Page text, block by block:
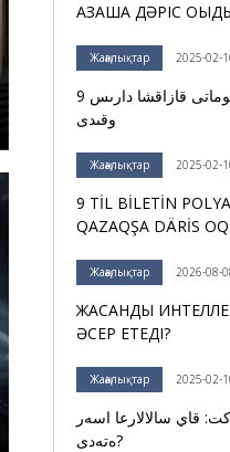
ҚАЗАҚША ДӘРІС
Жаңалықтар 2025-02-
9 تىل بىلەتىن پولياك ديپلوماتى قازاقشا دارىس
وقىدى
Жаңалықтар 2025-02-
9 TİL BİLETİN
QAZAQŞA DÄRİS
Жаңалықтар 2026-08-
ЖАСАНДЫ
ӘСЕР ЕТЕДІ?
Жаңалықтар 2025-02-
قاي سالالارعا اسەر
ەتەدى?